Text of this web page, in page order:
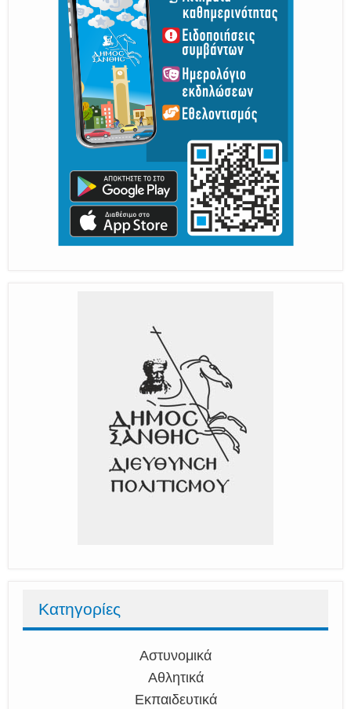
Κατηγορίες
Αστυνομικά
Αθλητικά
Εκπαιδευτικά